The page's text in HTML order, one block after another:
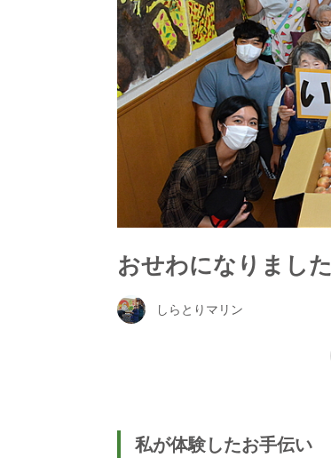
おせわになりました
しらとりマリン
私が体験したお手伝い